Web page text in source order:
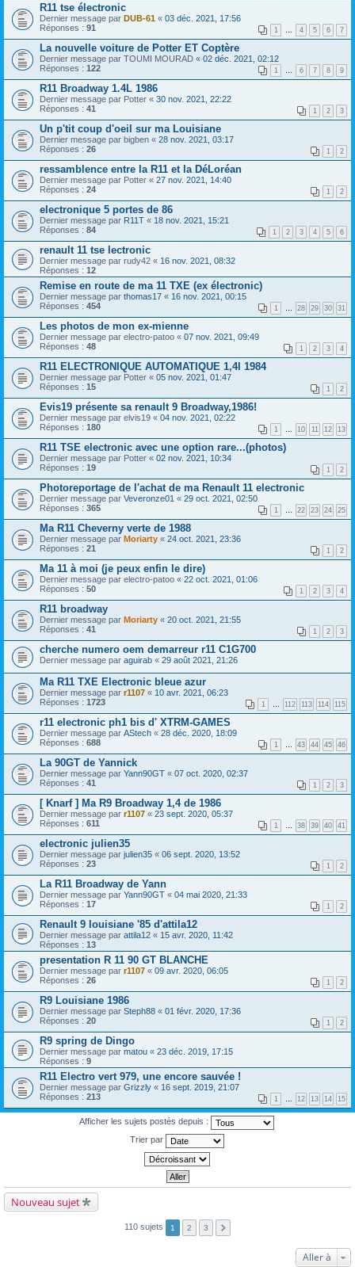
R11 tse électronic
Dernier message par DUB-61 « 03 déc. 2021, 17:56
Réponses : 91 1 4 5 6 7
La nouvelle voiture de Potter ET Coptère
Dernier message par TOUMI MOURAD « 02 déc. 2021, 02:12
Réponses : 122 1 6 7 8 9
R11 Broadway 1.4L 1986
Dernier message par Potter « 30 nov. 2021, 22:22
Réponses : 41 1 2 3
Un p'tit coup d'oeil sur ma Louisiane
Dernier message par bigben « 28 nov. 2021, 03:17
Réponses : 26 1 2
ressamblence entre la R11 et la DéLoréan
Dernier message par Potter « 27 nov. 2021, 14:40
Réponses : 24 1 2
electronique 5 portes de 86
Dernier message par R11T « 18 nov. 2021, 15:21
Réponses : 84 1 2 3 4 5 6
renault 11 tse lectronic
Dernier message par rudy42 « 16 nov. 2021, 08:32
Réponses : 12
Remise en route de ma 11 TXE (ex électronic)
Dernier message par thomas17 « 16 nov. 2021, 00:15
Réponses : 454 1 28 29 30 31
Les photos de mon ex-mienne
Dernier message par electro-patoo « 07 nov. 2021, 09:49
Réponses : 48 1 2 3 4
R11 ELECTRONIQUE AUTOMATIQUE 1,4l 1984
Dernier message par Potter « 05 nov. 2021, 01:47
Réponses : 15 1 2
Evis19 présente sa renault 9 Broadway,1986!
Dernier message par elvis19 « 04 nov. 2021, 02:22
Réponses : 180 1 10 11 12 13
R11 TSE electronic avec une option rare...(photos)
Dernier message par Potter « 02 nov. 2021, 10:34
Réponses : 19 1 2
Photoreportage de l'achat de ma Renault 11 electronic
Dernier message par Veveronze01 « 29 oct. 2021, 02:50
Réponses : 365 1 22 23 24 25
Ma R11 Cheverny verte de 1988
Dernier message par Moriarty « 24 oct. 2021, 23:36
Réponses : 21 1 2
Ma 11 à moi (je peux enfin le dire)
Dernier message par electro-patoo « 22 oct. 2021, 01:06
Réponses : 50 1 2 3 4
R11 broadway
Dernier message par Moriarty « 20 oct. 2021, 21:55
Réponses : 41 1 2 3
cherche numero oem demarreur r11 C1G700
Dernier message par aguirab « 29 août 2021, 21:26
Ma R11 TXE Electronic bleue azur
Dernier message par r1107 « 10 avr. 2021, 06:23
Réponses : 1723 1 112 113 114 115
r11 electronic ph1 bis d' XTRM-GAMES
Dernier message par AStech « 28 déc. 2020, 18:09
Réponses : 688 1 43 44 45 46
La 90GT de Yannick
Dernier message par Yann90GT « 07 oct. 2020, 02:37
Réponses : 41 1 2 3
[ Knarf ] Ma R9 Broadway 1,4 de 1986
Dernier message par r1107 « 23 sept. 2020, 05:37
Réponses : 611 1 38 39 40 41
electronic julien35
Dernier message par julien35 « 06 sept. 2020, 13:52
Réponses : 23 1 2
La R11 Broadway de Yann
Dernier message par Yann90GT « 04 mai 2020, 21:33
Réponses : 17 1 2
Renault 9 louisiane '85 d'attila12
Dernier message par attila12 « 15 avr. 2020, 11:42
Réponses : 13
presentation R 11 90 GT BLANCHE
Dernier message par r1107 « 09 avr. 2020, 06:05
Réponses : 26 1 2
R9 Louisiane 1986
Dernier message par Steph88 « 01 févr. 2020, 17:36
Réponses : 20 1 2
R9 spring de Dingo
Dernier message par matou « 23 déc. 2019, 17:15
Réponses : 9
R11 Electro vert 979, une encore sauvée !
Dernier message par Grizzly « 16 sept. 2019, 21:07
Réponses : 213 1 12 13 14 15
Afficher les sujets postés depuis :
Trier par
Nouveau sujet
110 sujets 1 2 3
Aller à